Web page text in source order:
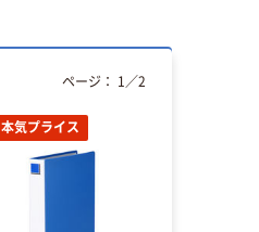
本気プライス
ページ： 1 ／2